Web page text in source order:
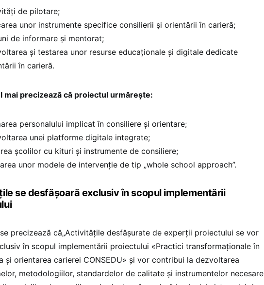
de pilotare;
unor instrumente specifice consilierii și orientării în carieră;
de informare și mentorat;
și testarea unor resurse educaționale și digitale dedicate
în carieră.
mai precizează că proiectul urmărește:
personalului implicat în consiliere și orientare;
unei platforme digitale integrate;
școlilor cu kituri și instrumente de consiliere;
unor modele de intervenție de tip „whole school approach”.
se desfășoară exclusiv în scopul implementării
precizează că„Activitățile desfășurate de experții proiectului se vor
în scopul implementării proiectului «Practici transformaționale în
și orientarea carierei CONSEDU» și vor contribui la dezvoltarea
metodologiilor, standardelor de calitate și instrumentelor necesare